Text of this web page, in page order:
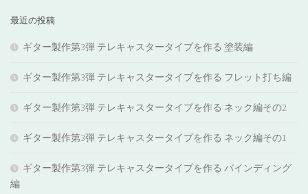
最近の投稿
ギター製作第3弾 テレキャスタータイプを作る 塗装編
ギター製作第3弾 テレキャスタータイプを作る フレット打ち編
ギター製作第3弾 テレキャスタータイプを作る ネック編その2
ギター製作第3弾 テレキャスタータイプを作る ネック編その1
ギター製作第3弾 テレキャスタータイプを作る バインディング
編